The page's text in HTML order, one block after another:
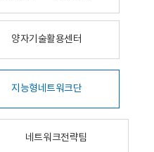
양자기술활용센터
지능형네트워크단
네트워크전략팀